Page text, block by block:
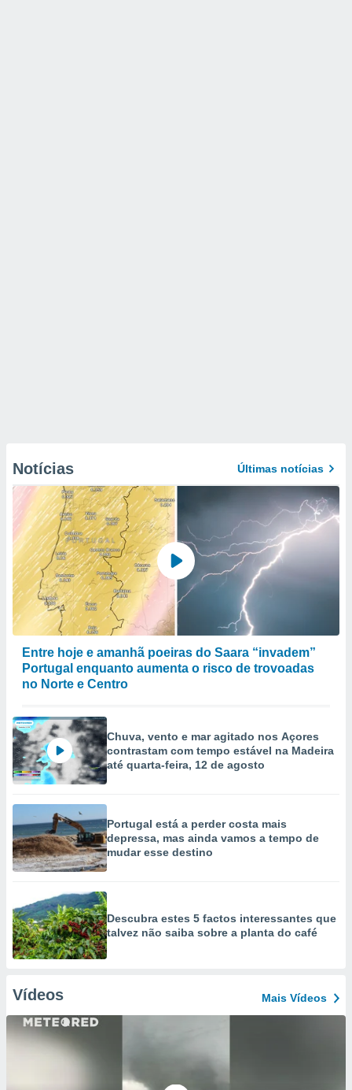
Notícias Últimas notícias
Entre hoje e amanhã poeiras do Saara “invadem”
Portugal enquanto aumenta o risco de trovoadas
no Norte e Centro
Chuva, vento e mar agitado nos Açores
contrastam com tempo estável na Madeira
até quarta-feira, 12 de agosto
Portugal está a perder costa mais
depressa, mas ainda vamos a tempo de
mudar esse destino
Descubra estes 5 factos interessantes que
talvez não saiba sobre a planta do café
Vídeos Mais Vídeos